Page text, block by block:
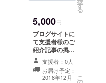
ます、
その為
完成予
定日が
2018年
11月頃
になり
ます。
のポス
トカー
ドも1枚
プレゼ
ント！
写真サ
ンプル
はこち
グページにてご
紹介いたしま
す。 掲載は、企
業様の希望され
る言葉なども
100文字程度掲
載できます。
す
る
5,000円
ブログサイトに
て支援者様のご
紹介記事の掲載
記事が完成しま
したらメールに
てご連絡致しま
支援者：0人
お届け予定：
2018年12月
こ